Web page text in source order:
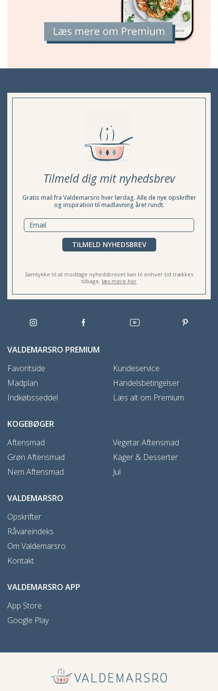
Tilmeld dig mit nyhedsbrev
Gratis mail fra Valdemarsro hver lørdag. Alle de nye opskrifter
og inspiration til madlavning året rundt.
TILMELD NYHEDSBREV
Samtykke til at modtage nyhedsbrevet kan til enhver tid trækkes
tilbage, læs mere her
VALDEMARSRO PREMIUM
Favoritside
Madplan
Indkøbsseddel
Kundeservice
Handelsbetingelser
Læs alt om Premium
KOGEBØGER
Aftensmad
Grøn Aftensmad
Nem Aftensmad
Vegetar Aftensmad
Kager & Desserter
Jul
VALDEMARSRO
Opskrifter
Råvareindeks
Om Valdemarsro
Kontakt
VALDEMARSRO APP
App Store
Google Play